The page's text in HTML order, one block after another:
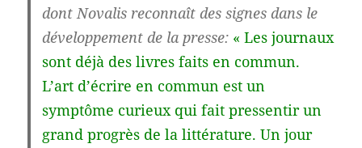
dont Novalis reconnaît des signes dans le
développement de la presse: « Les journaux
sont déjà des livres faits en commun.
L’art d’écrire en commun est un
symptôme curieux qui fait pressentir un
grand progrès de la littérature. Un jour